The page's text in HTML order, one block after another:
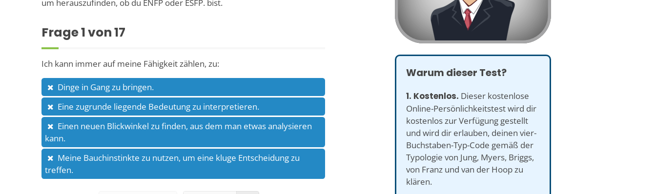
um herauszufinden, ob du ENFP oder ESFP. bist.
Frage1von 17
Ich kann immer auf meine Fähigkeit zählen, zu:
Dinge in Gang zu bringen.
Eine zugrunde liegende Bedeutung zu interpretieren.
Einen neuen Blickwinkel zu finden, aus dem man etwas analysieren
kann.
Meine Bauchinstinkte zu nutzen, um eine kluge Entscheidung zu
treffen.
Warum dieser Test?
1. Kostenlos. Dieser kostenlose
Online-Persönlichkeitstest wird dir
kostenlos zur Verfügung gestellt
und wird dir erlauben, deinen vier-
Buchstaben-Typ-Code gemäß der
Typologie von Jung, Myers, Briggs,
von Franz und van der Hoop zu
klären.